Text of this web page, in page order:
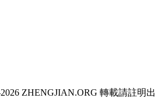
ZHENGJIAN.ORG 轉載請註明出